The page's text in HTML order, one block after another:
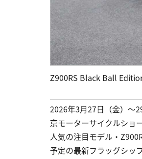
Z900RS Black Ball
2026年3月27日（金）〜
京モーターサイクルショ
人気の注目モデル・
予定の最新フラッグシッ